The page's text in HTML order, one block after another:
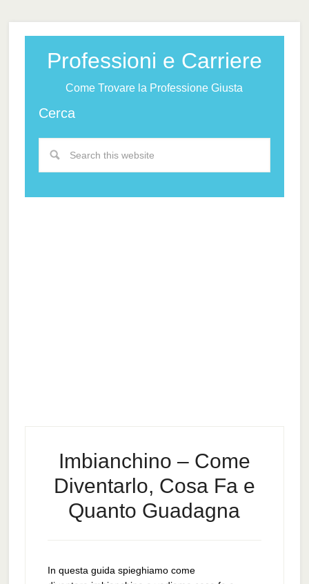
Professioni e Carriere
Come Trovare la Professione Giusta
Cerca
Imbianchino – Come
Diventarlo, Cosa Fa e
Quanto Guadagna
In questa guida spieghiamo come